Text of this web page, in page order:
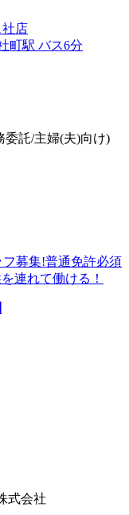
社店
町駅 バス6分
委託/主婦(夫)向け)
フ募集!普通免許必須
連れて働ける！
式会社